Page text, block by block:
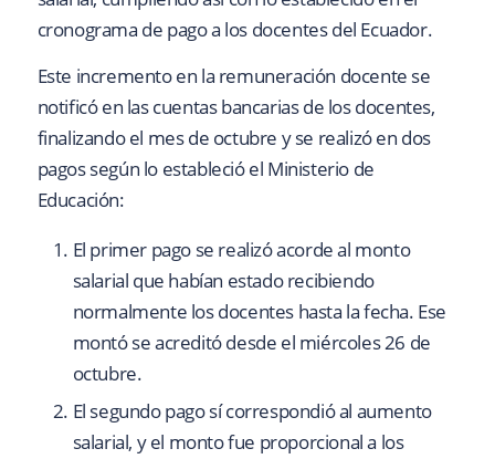
cronograma de pago a los docentes del Ecuador.
Este incremento en la remuneración docente se
notificó en las cuentas bancarias de los docentes,
finalizando el mes de octubre y se realizó en dos
pagos según lo estableció el Ministerio de
Educación:
El primer pago se realizó acorde al monto
salarial que habían estado recibiendo
normalmente los docentes hasta la fecha. Ese
montó se acreditó desde el miércoles 26 de
octubre.
El segundo pago sí correspondió al aumento
salarial, y el monto fue proporcional a los